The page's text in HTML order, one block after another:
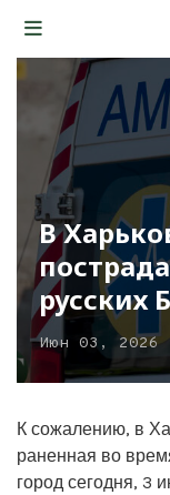
В
Июн 03, 2026
К сожалению, в
раненная во
город сегодня, 3